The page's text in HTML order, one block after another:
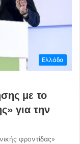
Ελλάδα
με το
για την
φροντίδας»